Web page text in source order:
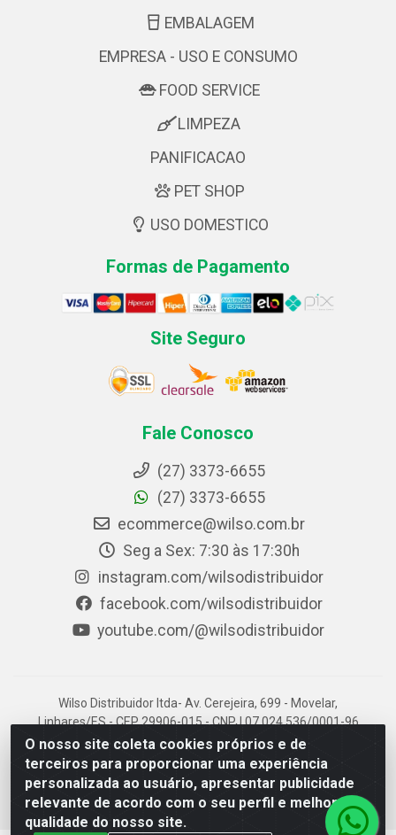
O nosso site coleta cookies próprios e de
terceiros para proporcionar uma experiência
personalizada ao usuário, apresentar publicidade
relevante de acordo com o seu perfil e melhorar a
qualidade do nosso site.
EMBALAGEM
EMPRESA - USO E CONSUMO
FOOD SERVICE
LIMPEZA
PANIFICACAO
PET SHOP
USO DOMESTICO
Formas de Pagamento
Site Seguro
Fale Conosco
(27) 3373-6655
(27) 3373-6655
ecommerce@wilso.com.br
Seg a Sex: 7:30 às 17:30h
instagram.com/wilsodistribuidor
facebook.com/wilsodistribuidor
youtube.com/@wilsodistribuidor
Wilso Distribuidor ltda- Av. Cerejeira, 699 - Movelar,
Linhares/ES - CEP 29906-015 - CNPJ 07.024.536/0001-96